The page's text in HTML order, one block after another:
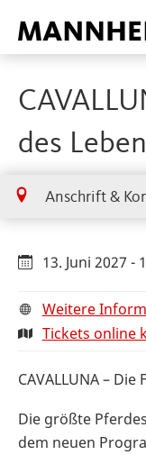
des
Anschrift &
13. Juni 2027 -
Weitere
Tickets online
CAVALLUNA –
Die größte
dem neuen